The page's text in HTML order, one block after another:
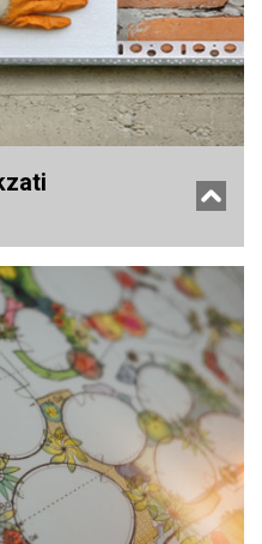
hőszigetelés már tavaly. Most
anyagot. De hungarocell,
a falra?